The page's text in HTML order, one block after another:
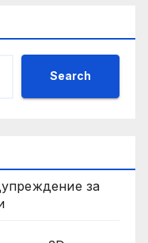
Search
за